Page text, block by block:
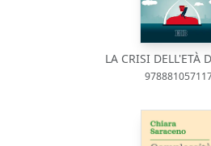
LA CRISI DELL'ETÀ